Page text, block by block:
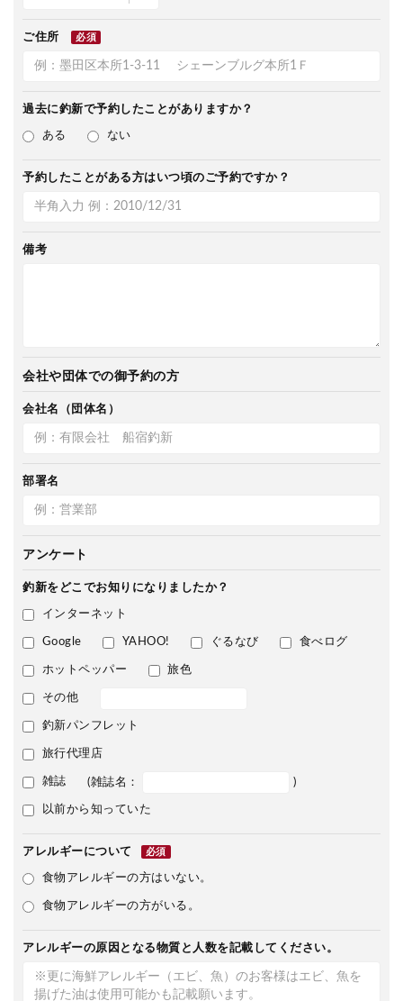
ご住所 必須
過去に釣新で予約したことがありますか？
ある ない
予約したことがある方はいつ頃のご予約ですか？
備考
会社や団体での御予約の方
会社名（団体名）
部署名
アンケート
釣新をどこでお知りになりましたか？
インターネット
Google YAHOO! ぐるなび 食べログ
ホットペッパー 旅色
その他
釣新パンフレット
旅行代理店
雑誌 (雑誌名： )
以前から知っていた
アレルギーについて 必須
食物アレルギーの方はいない。
食物アレルギーの方がいる。
アレルギーの原因となる物質と人数を記載してください。